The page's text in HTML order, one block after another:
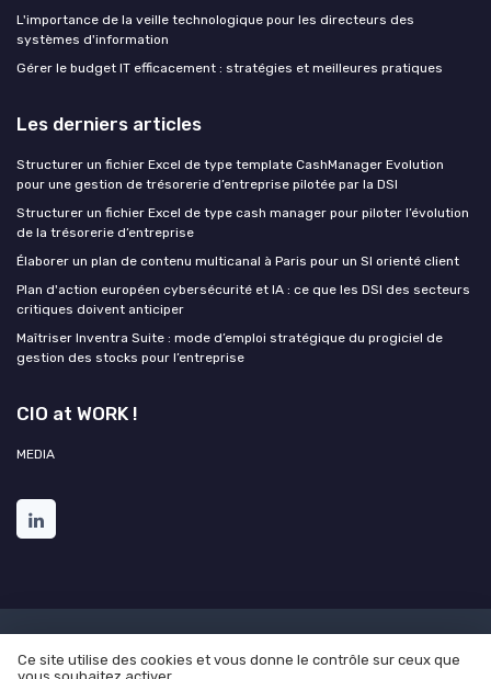
L'importance de la veille technologique pour les directeurs des
systèmes d'information
Gérer le budget IT efficacement : stratégies et meilleures pratiques
Les derniers articles
Structurer un fichier Excel de type template CashManager Evolution
pour une gestion de trésorerie d’entreprise pilotée par la DSI
Structurer un fichier Excel de type cash manager pour piloter l’évolution
de la trésorerie d’entreprise
Élaborer un plan de contenu multicanal à Paris pour un SI orienté client
Plan d'action européen cybersécurité et IA : ce que les DSI des secteurs
critiques doivent anticiper
Maîtriser Inventra Suite : mode d’emploi stratégique du progiciel de
gestion des stocks pour l’entreprise
CIO at WORK !
MEDIA
Enquête 2025 sur l'intelligence artificielle et les directions des
Ce site utilise des cookies et vous donne le contrôle sur ceux que